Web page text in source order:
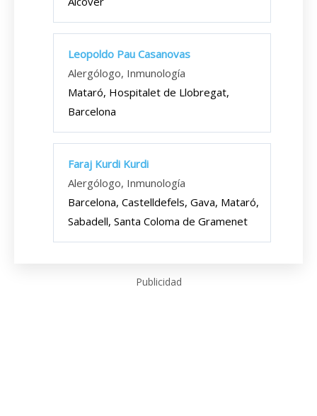
Leopoldo Pau Casanovas
Alergólogo, Inmunología
Mataró, Hospitalet de Llobregat,
Barcelona
Faraj Kurdi Kurdi
Alergólogo, Inmunología
Barcelona, Castelldefels, Gava, Mataró,
Sabadell, Santa Coloma de Gramenet
Publicidad